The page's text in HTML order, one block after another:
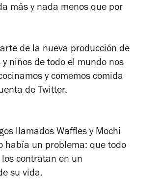
más y nada menos que por
de la nueva producción de
niños de todo el mundo nos
y comemos comida
de Twitter.
llamados Waffles y Mochi
había un problema: que todo
contratan en un
su vida.